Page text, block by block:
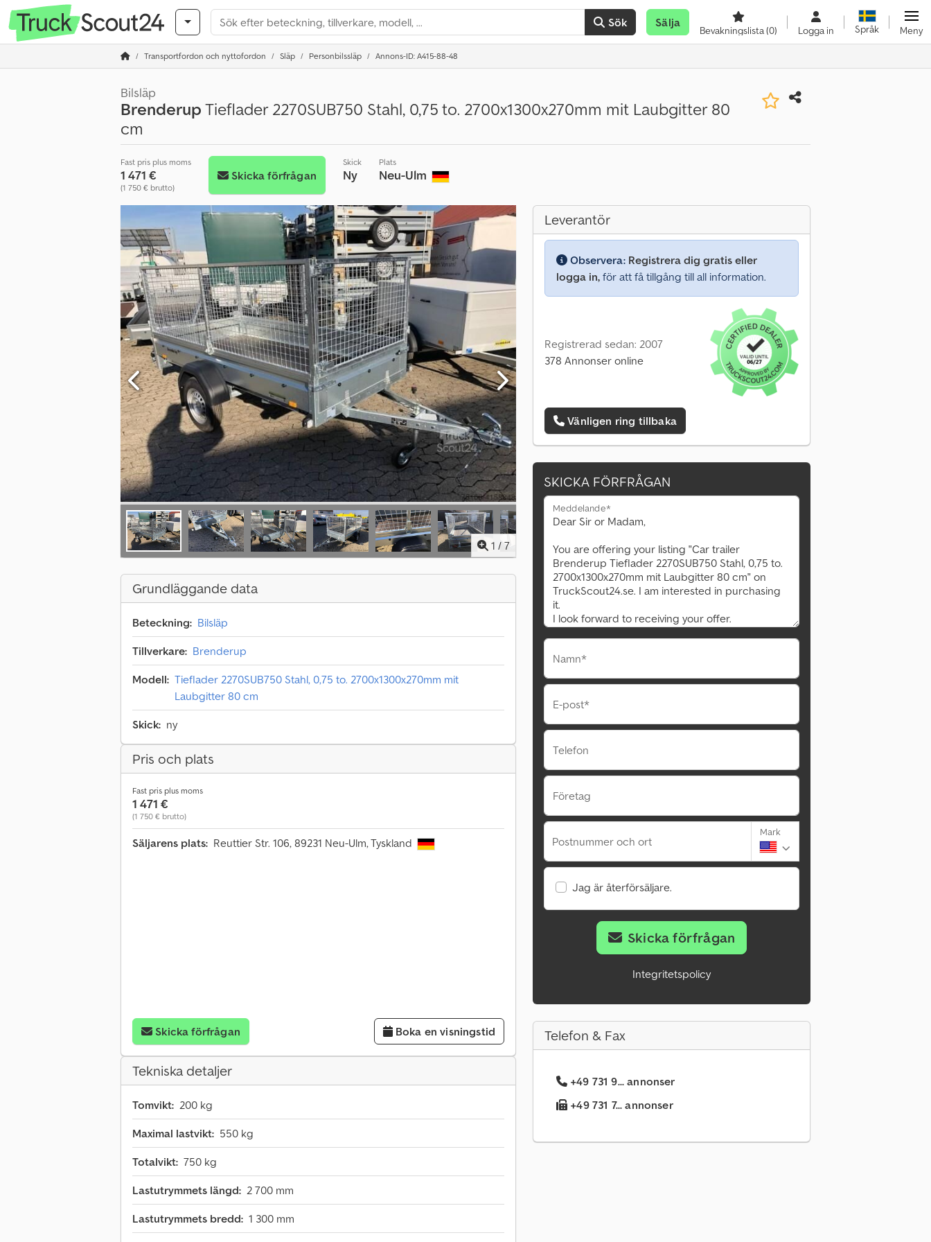
Sök Sälja
Bevakningslista(0) Logga in Språk Meny
Transportfordon och nyttofordon Släp Personbilssläp Annons-ID: A415-88-48
Bilsläp
BrenderupTieflader 2270SUB750 Stahl, 0,75 to. 2700x1300x270mm mit Laubgitter 80
cm
Fast pris plus moms
1 471 €
(1 750 € brutto)
Skicka förfrågan
Skick
Ny
Plats
Neu-Ulm
1 / 7
Grundläggande data
Beteckning: Bilsläp
Tillverkare: Brenderup
Modell: Tieflader 2270SUB750 Stahl, 0,75 to. 2700x1300x270mm mit
Laubgitter 80 cm
Skick: ny
Pris och plats
Fast pris plus moms
1 471 €
(1 750 € brutto)
Säljarens plats: Reuttier Str. 106, 89231 Neu-Ulm, Tyskland
Skicka förfrågan Boka en visningstid
Tekniska detaljer
Tomvikt: 200 kg
Maximal lastvikt: 550 kg
Totalvikt: 750 kg
Lastutrymmets längd: 2 700 mm
Lastutrymmets bredd: 1 300 mm
Leverantör
Observera: Registrera dig gratis eller
logga in, för att få tillgång till all information.
Registrerad sedan: 2007
378 Annonser online
Vänligen ring tillbaka
SKICKA FÖRFRÅGAN
Meddelande*
Namn*
E-post*
Telefon
Företag
Postnummer och ort
Mark
Jag är återförsäljare.
Skicka förfrågan
Integritetspolicy
Telefon & Fax
+49 731 9... annonser
+49 731 7... annonser